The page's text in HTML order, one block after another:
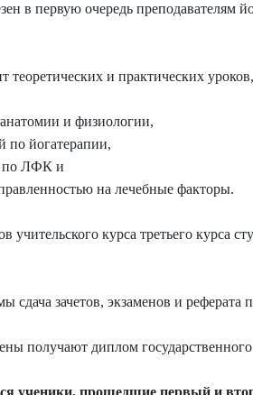
в первую очередь преподавателям
теоретических и практических
и физиологии,
по йогатерапии,
по ЛФК и
на лечебные факторы.
курса третьего курса
сдача зачетов, экзаменов и реферата
получают диплом